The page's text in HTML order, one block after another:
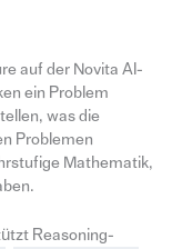
auf der Novita AI-
ein Problem
was die
Problemen
Mathematik,
Reasoning-